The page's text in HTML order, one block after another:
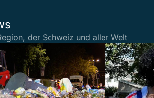
der Schweiz und aller Welt